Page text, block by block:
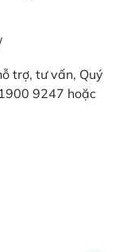
trợ, tư vấn, Quý
9247 hoặc